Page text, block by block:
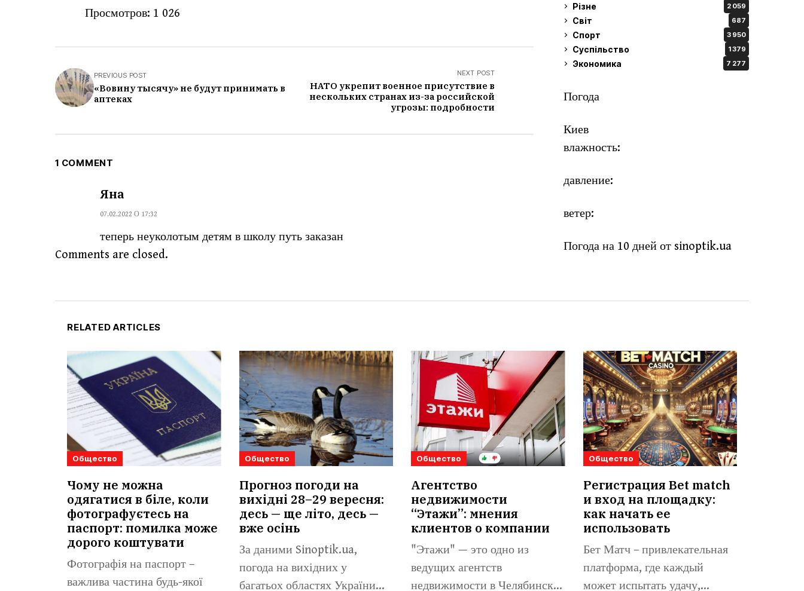
Просмотров: 1 026
PREVIOUS POST
«Вовину тысячу» не будут принимать в
аптеках
NEXT POST
НАТО укрепит военное присутствие в
нескольких странах из-за российской
угрозы: подробности
1 COMMENT
Яна
07.02.2022 О 17:32
теперь неуколотым детям в школу путь заказан
Comments are closed.
Різне 2 059
Світ 687
Спорт 3 950
Суспільство 1 379
Экономика 7 277
Погода
Киев
влажность:
давление:
ветер:
Погода на 10 дней от sinoptik.ua
RELATED ARTICLES
Общество
Чому не можна
одягатися в біле, коли
фотографуєтесь на
паспорт: помилка може
дорого коштувати
Фотографія на паспорт –
важлива частина будь-якої
Общество
Прогноз погоди на
вихідні 28–29 вересня:
десь — ще літо, десь —
вже осінь
За даними Sinoptik.ua,
погода на вихідних у
багатьох областях України
Общество
Агентство
недвижимости
“Этажи”: мнения
клиентов о компании
"Этажи" — это одно из
ведущих агентств
недвижимости в Челябинске,
Общество
Регистрация Bet match
и вход на площадку:
как начать ее
использовать
Бет Матч – привлекательная
платформа, где каждый
может испытать удачу,